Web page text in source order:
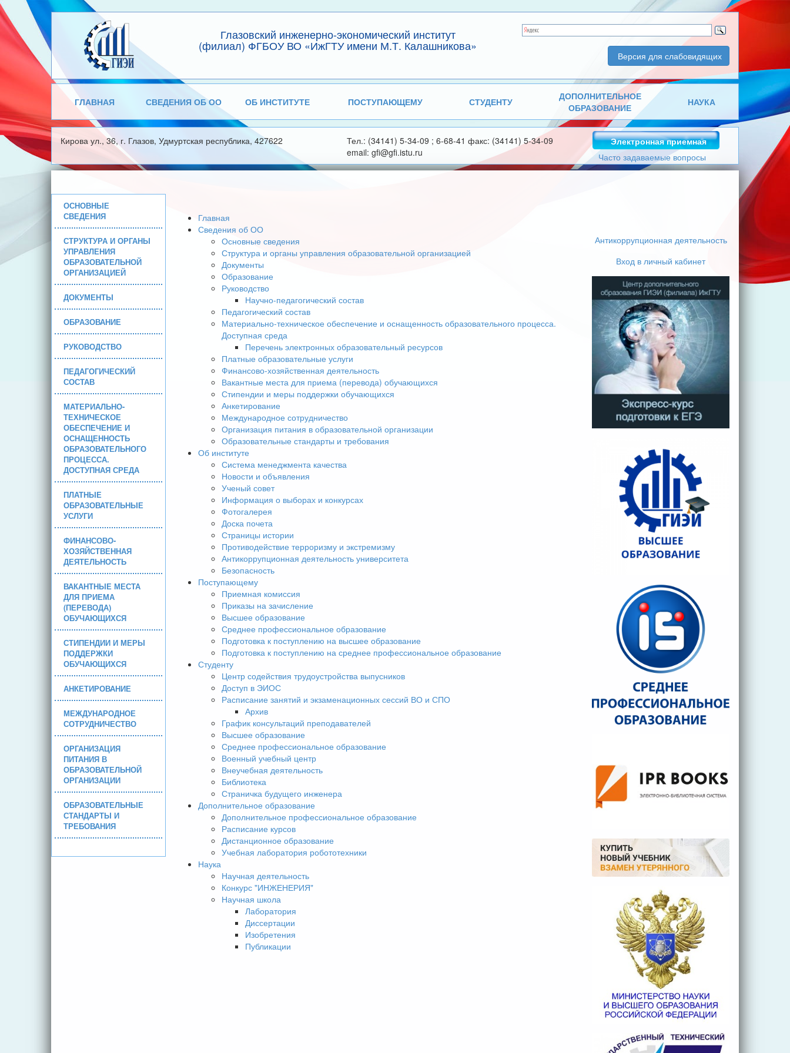
Глазовский инженерно-экономический институт
(филиал) ФГБОУ ВО «ИжГТУ имени М.Т. Калашникова»
Версия для слабовидящих
ГЛАВНАЯ СВЕДЕНИЯ ОБ ОО ОБ ИНСТИТУТЕ ПОСТУПАЮЩЕМУ СТУДЕНТУ
ДОПОЛНИТЕЛЬНОЕ
ОБРАЗОВАНИЕ
НАУКА
Кирова ул., 36, г. Глазов, Удмуртская республика, 427622
Тел.: (34141) 5-34-09 ; 6-68-41 факс: (34141) 5-34-09
email: gfi@gfi.istu.ru
Электронная приемная
Часто задаваемые вопросы
ОСНОВНЫЕ
СВЕДЕНИЯ
СТРУКТУРА И ОРГАНЫ
УПРАВЛЕНИЯ
ОБРАЗОВАТЕЛЬНОЙ
ОРГАНИЗАЦИЕЙ
ДОКУМЕНТЫ
ОБРАЗОВАНИЕ
РУКОВОДСТВО
ПЕДАГОГИЧЕСКИЙ
СОСТАВ
МАТЕРИАЛЬНО-
ТЕХНИЧЕСКОЕ
ОБЕСПЕЧЕНИЕ И
ОСНАЩЕННОСТЬ
ОБРАЗОВАТЕЛЬНОГО
ПРОЦЕССА.
ДОСТУПНАЯ СРЕДА
ПЛАТНЫЕ
ОБРАЗОВАТЕЛЬНЫЕ
УСЛУГИ
ФИНАНСОВО-
ХОЗЯЙСТВЕННАЯ
ДЕЯТЕЛЬНОСТЬ
ВАКАНТНЫЕ МЕСТА
ДЛЯ ПРИЕМА
(ПЕРЕВОДА)
ОБУЧАЮЩИХСЯ
СТИПЕНДИИ И МЕРЫ
ПОДДЕРЖКИ
ОБУЧАЮЩИХСЯ
АНКЕТИРОВАНИЕ
МЕЖДУНАРОДНОЕ
СОТРУДНИЧЕСТВО
ОРГАНИЗАЦИЯ
ПИТАНИЯ В
ОБРАЗОВАТЕЛЬНОЙ
ОРГАНИЗАЦИИ
ОБРАЗОВАТЕЛЬНЫЕ
СТАНДАРТЫ И
ТРЕБОВАНИЯ
Главная
Сведения об ОО
Основные сведения
Структура и органы управления образовательной организацией
Документы
Образование
Руководство
Научно-педагогический состав
Педагогический состав
Материально-техническое обеспечение и оснащенность образовательного процесса.
Доступная среда
Перечень электронных образовательный ресурсов
Платные образовательные услуги
Финансово-хозяйственная деятельность
Вакантные места для приема (перевода) обучающихся
Стипендии и меры поддержки обучающихся
Анкетирование
Международное сотрудничество
Организация питания в образовательной организации
Образовательные стандарты и требования
Об институте
Система менеджмента качества
Новости и объявления
Ученый совет
Информация о выборах и конкурсах
Фотогалерея
Доска почета
Страницы истории
Противодействие терроризму и экстремизму
Антикоррупционная деятельность университета
Безопасность
Поступающему
Приемная комиссия
Приказы на зачисление
Высшее образование
Среднее профессиональное образование
Подготовка к поступлению на высшее образование
Подготовка к поступлению на среднее профессиональное образование
Студенту
Центр содействия трудоустройства выпусников
Доступ в ЭИОС
Расписание занятий и экзаменационных сессий ВО и СПО
Архив
График консультаций преподавателей
Высшее образование
Среднее профессиональное образование
Военный учебный центр
Внеучебная деятельность
Библиотека
Страничка будущего инженера
Дополнительное образование
Дополнительное профессиональное образование
Расписание курсов
Дистанционное образование
Учебная лаборатория робототехники
Наука
Научная деятельность
Конкурс "ИНЖЕНЕРИЯ"
Научная школа
Лаборатория
Диссертации
Изобретения
Публикации
Антикоррупционная деятельность
Вход в личный кабинет